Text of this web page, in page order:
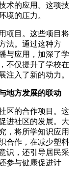
术的应用。这项技
境的压力。
目。这些项目将
法。通过这种方
与应用，加深了学
不仅提升了学校在
注入了新的动力。
地方发展的联动
的合作项目。这
进社区的发展。大
，将所学知识应用
合作，在减少塑料
识，还引导居民采
参与健康促进计